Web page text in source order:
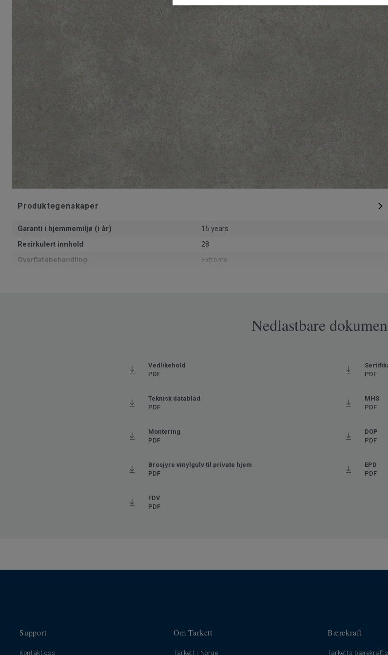
Produktegenskaper
Garanti i hjemmemiljø (i år)
15 years
Resirkulert innhold
28
Overflatebehandling
Extreme
Klassifisering for kommersielt miljø
100% Ftalatfri
Nedlastbare
Vedlikehold
PDF
PDF
Teknisk datablad
PDF
MHS
PDF
Montering
PDF
DOP
PDF
Brosjyre vinylgulv til private hjem
PDF
EPD
PDF
FDV
PDF
Support
Kontakt oss
Om Tarkett
Tarkett i Norge
Bærekraft
Tarketts